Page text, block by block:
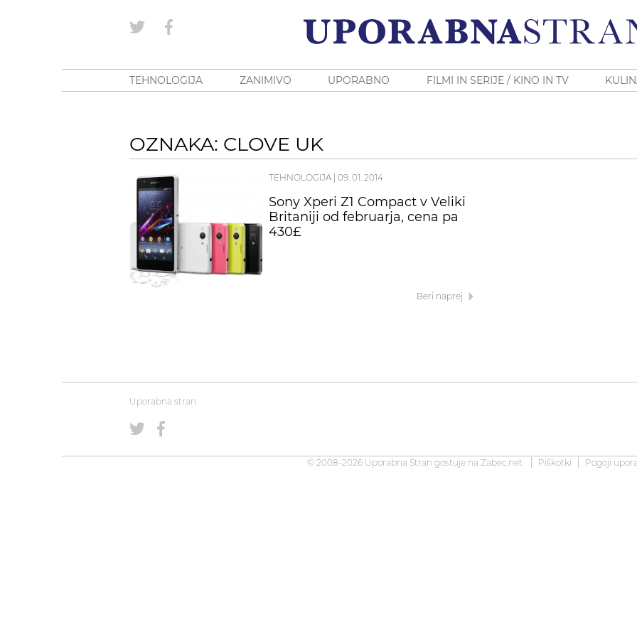
TEHNOLOGIJA ZANIMIVO UPORABNO FILMI IN SERIJE / KINO IN TV
OZNAKA: CLOVE UK
TEHNOLOGIJA 09. 01. 2014
Sony Xperi Z1 Compact v Veliki
Britaniji od februarja, cena pa
430£
Beri naprej
Uporabna stran
© 2008-2026 Uporabna Stran gostuje na Zabec.net Piškotki Pogoji